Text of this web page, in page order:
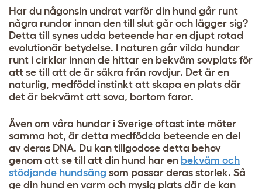
Har du någonsin undrat varför din hund går runt
några rundor innan den till slut går och lägger sig?
Detta till synes udda beteende har en djupt rotad
evolutionär betydelse. I naturen går vilda hundar
runt i cirklar innan de hittar en bekväm sovplats för
att se till att de är säkra från rovdjur. Det är en
naturlig, medfödd instinkt att skapa en plats där
det är bekvämt att sova, bortom faror.
Även om våra hundar i Sverige oftast inte möter
samma hot, är detta medfödda beteende en del
av deras DNA. Du kan tillgodose detta behov
genom att se till att din hund har en bekväm och
stödjande hundsäng som passar deras storlek. Så
ge din hund en varm och mysig plats där de kan